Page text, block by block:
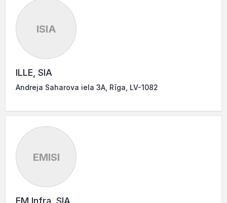
ISIA
ILLE, SIA
Andreja Saharova iela 3A, Rīga, LV-1082
EMISI
EM Infra, SIA